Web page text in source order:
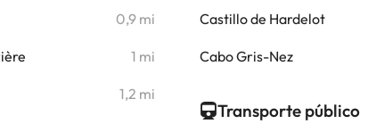
0,9 mi
1 mi
1,2 mi
Castillo de Hardelot
Cabo Gris-Nez
Transporte público